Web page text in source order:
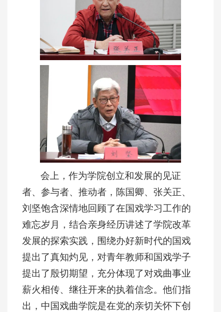
会上，作为学院创立和发展的见证
者、参与者、推动者，陈国卿、张关正、
刘坚饱含深情地回顾了在国戏学习工作的
难忘岁月，结合亲身经历讲述了学院改革
发展的探索实践，围绕办好新时代的国戏
提出了真知灼见，对青年教师和国戏学子
提出了殷切期望，充分体现了对戏曲事业
薪火相传、继往开来的执着信念。他们指
出，中国戏曲学院是在党的亲切关怀下创